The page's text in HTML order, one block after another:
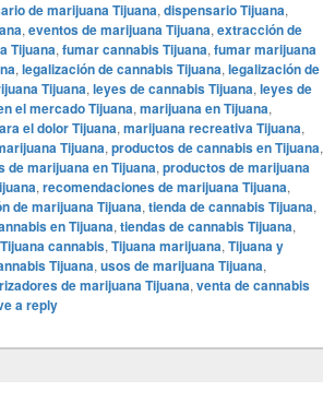
de marijuana Tijuana, dispensario Tijuana,
, eventos de marijuana Tijuana, extracción de
Tijuana, fumar cannabis Tijuana, fumar marijuana
, legalización de cannabis Tijuana, legalización de
Tijuana, leyes de cannabis Tijuana, leyes de
el mercado Tijuana, marijuana en Tijuana,
el dolor Tijuana, marijuana recreativa Tijuana,
Tijuana, productos de cannabis en Tijuana,
de marijuana en Tijuana, productos de marijuana
, recomendaciones de marijuana Tijuana,
de marijuana Tijuana, tienda de cannabis Tijuana,
en Tijuana, tiendas de cannabis Tijuana,
Tijuana cannabis, Tijuana marijuana, Tijuana y
Tijuana, usos de marijuana Tijuana,
de marijuana Tijuana, venta de cannabis
a reply